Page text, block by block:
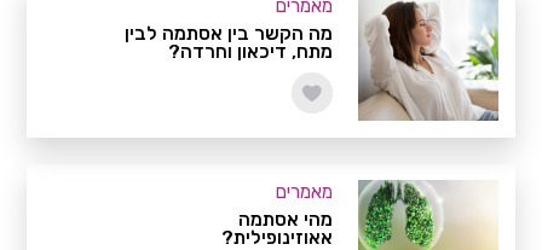
מאמרים
מה הקשר בין אסתמה לבין
מתח, דיכאון וחרדה?
מאמרים
מהי אסתמה
אאוזינופילית?